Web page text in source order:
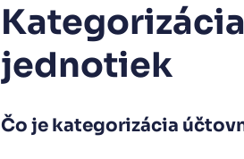
jednotiek
Čo je kategorizácia